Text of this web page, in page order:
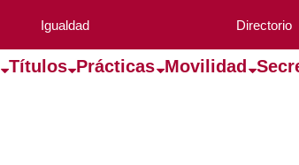
Igualdad Directorio
Títulos Prácticas Movilidad